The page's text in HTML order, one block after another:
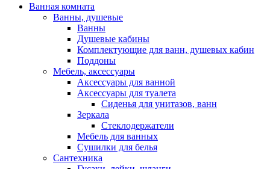
Ванная комната
Ванны, душевые
Ванны
Душевые кабины
Комплектующие для ванн, душевых кабин
Поддоны
Мебель, аксессуары
Аксессуары для ванной
Аксессуары для туалета
Сиденья для унитазов, ванн
Зеркала
Стеклодержатели
Мебель для ванных
Сушилки для белья
Сантехника